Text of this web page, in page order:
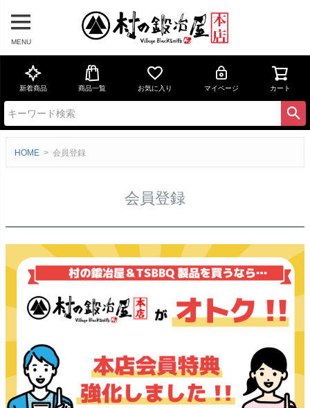
MENU
新着商品 商品一覧 お気に入り マイページ カート
HOME 会員登録
会員登録